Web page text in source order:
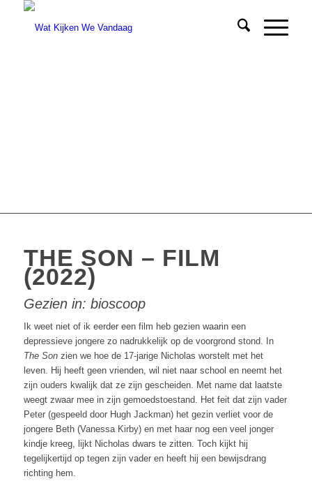
THE SON – FILM
(2022)
Gezien in: bioscoop
Ik weet niet of ik eerder een film heb gezien waarin een
depressieve jongere zo nadrukkelijk op de voorgrond stond. In
The Sonzien we hoe de 17-jarige Nicholas worstelt met het
leven. Hij heeft geen vrienden, wil niet naar school en neemt het
zijn ouders kwalijk dat ze zijn gescheiden. Met name dat laatste
weegt zwaar mee in zijn gemoedstoestand. Het feit dat zijn vader
Peter (gespeeld door Hugh Jackman) het gezin verliet voor de
jongere Beth (Vanessa Kirby) en met haar nog een veel jonger
kindje kreeg, lijkt Nicholas dwars te zitten. Toch kijkt hij
tegelijkertijd op tegen zijn vader en heeft hij een bewijsdrang
richting hem.